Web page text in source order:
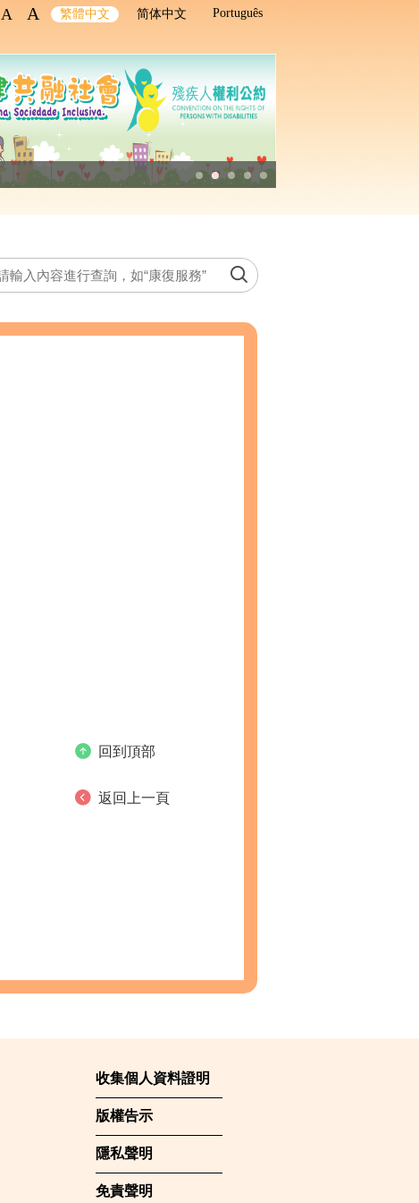
Português
简体中文
繁體中文
A A
回到頂部
返回上一頁
收集個人資料證明
版權告示
隱私聲明
免責聲明